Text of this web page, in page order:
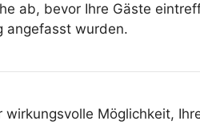
ab, bevor Ihre Gäste
angefasst wurden.
Möglichkeit,